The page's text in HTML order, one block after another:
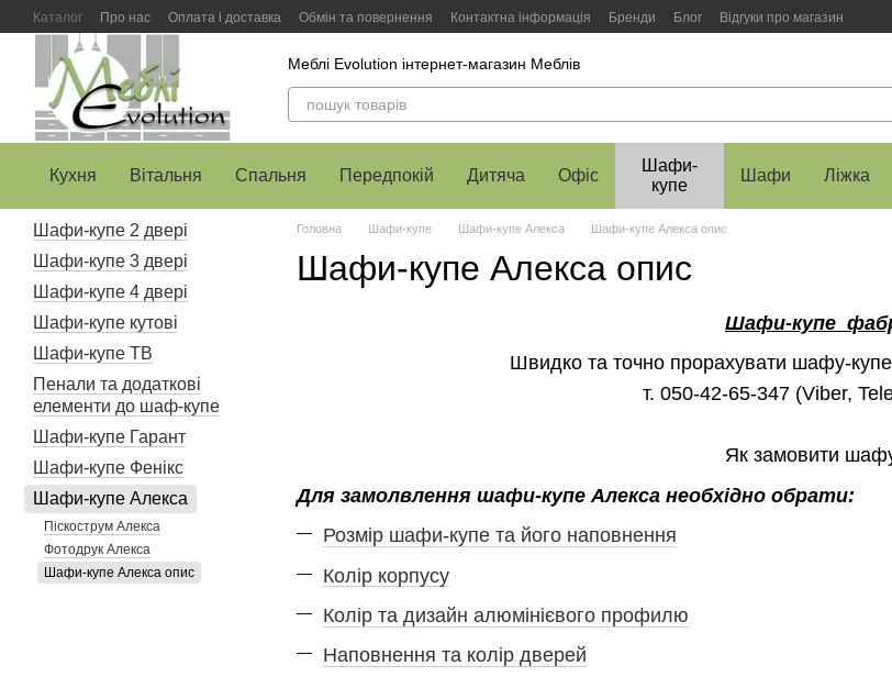
Перейти до основного контенту
Каталог Про нас Оплата і доставка Обмін та повернення Контактна інформація Бренди Блог Відгуки про магазин
Меблі Evolution інтернет-магазин Меблів
Кухня Вітальня Спальня Передпокій Дитяча Офіс
Шафи-
купе
Шафи Ліжка
Головна Шафи-купе Шафи-купе Алекса Шафи-купе Алекса опис
Шафи-купе Алекса опис
Шафи-купе
Швидко та точно прорахувати шафу-
т. 050-42-65-347 (Viber,
Як замовити
Для замолвлення шафи-купе Алекса необхідно обрати:
Розмір шафи-купе та його наповнення
Колір корпусу
Колір та дизайн алюмінієвого профилю
Наповнення та колір дверей
Шафи-купе 2 двері
Шафи-купе 3 двері
Шафи-купе 4 двері
Шафи-купе кутові
Шафи-купе ТВ
Пенали та додаткові
елементи до шаф-купе
Шафи-купе Гарант
Шафи-купе Фенікс
Шафи-купе Алекса
Піскострум Алекса
Фотодрук Алекса
Шафи-купе Алекса опис